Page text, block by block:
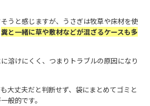
うと感じますが、うさぎは牧草や床材を使
糞と一緒に草や敷材などが混ざるケースも多
溶けにくく、つまりトラブルの原因になり
大丈夫だと判断せず、袋にまとめてゴミと
般的です。